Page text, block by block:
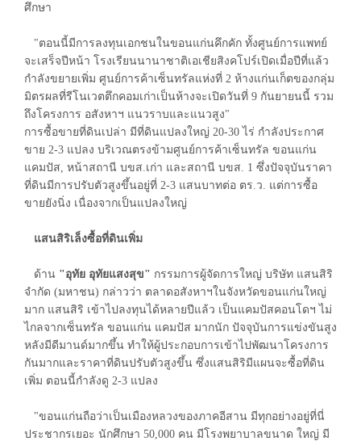
ศึกษา
"ตอนนี้มีการลงทุนเอกชนในขอนแก่นคึกคัก ทั้งศูนย์การแพทย์
จะเสร็จปีหน้า โรงเรียนนานาชาติเอเชียสิงคโปร์เปิดเมื่อปีที่แล้ว
กำลังขยายเพิ่ม ศูนย์การค้าเซ็นทรัลแห่งที่ 2 ห้างแก่นเก็ตของกลุ่ม
มิตรผลที่รีโนเวตตึกคอมเก่าเป็นห้างจะเปิดวันที่ 9 กันยายนนี้ รวม
ถึงโครงการ อสังหาฯ แนวราบและแนวสูง"
การซื้อขายที่ดินเปล่า มีที่ดินแปลงใหญ่ 20-30 ไร่ กำลังประกาศ
ขาย 2-3 แปลง บริเวณตรงข้ามศูนย์การค้าเซ็นทรัล ขอนแก่น
แคมปัส, หน้าสถานี บขส.เก่า และสถานี บขส. 1 ซึ่งปัจจุบันราคา
ที่ดินมีการปรับตัวสูงขึ้นอยู่ที่ 2-3 แสนบาทต่อ ตร.ว. แต่การซื้อ
ขายยังนิ่ง เนื่องจากเป็นแปลงใหญ่
แสนสิริเล็งซื้อที่ดินเพิ่ม
ด้าน "อุทัย อุทัยแสงสุข" กรรมการผู้จัดการใหญ่ บริษัท แสนสิริ
จำกัด (มหาชน) กล่าวว่า ตลาดอสังหาฯในจังหวัดขอนแก่นใหญ่
มาก แสนสิริ เข้าไปลงทุนได้หลายปีแล้ว เป็นแคมปัสคอนโดฯ ไม่
ไกลจากเซ็นทรัล ขอนแก่น แคมปัส มากนัก ปัจจุบันการแข่งขันสูง
หลังมีดีมานด์มากขึ้น ทำให้ผู้ประกอบการเข้าไปพัฒนาโครงการ
กันมากและราคาที่ดินปรับตัวสูงขึ้น ซึ่งแสนสิริมีแผนจะซื้อที่ดิน
เพิ่ม ตอนนี้กำลังดู 2-3 แปลง
"ขอนแก่นถือว่าเป็นเมืองหลวงของภาคอีสาน มีทุกอย่างอยู่ที่นี่
ประชากรเยอะ นักศึกษา 50,000 คน มีโรงพยาบาลขนาด ใหญ่ มี